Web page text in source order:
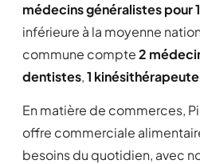
médecins généralistes pour
inférieure à la moyenne
commune compte2
dentistes,1 kinésithérapeute
En matière de commerces,
offre commerciale
besoins du quotidien, avec